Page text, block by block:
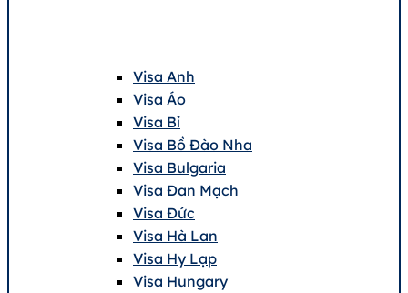
Visa Anh
Visa Áo
Visa Bỉ
Visa Bồ Đào Nha
Visa Bulgaria
Visa Đan Mạch
Visa Đức
Visa Hà Lan
Visa Hy Lạp
Visa Hungary